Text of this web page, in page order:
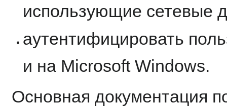
использующие сетевые
аутентифицировать
и на Microsoft Windows.
Основная документация